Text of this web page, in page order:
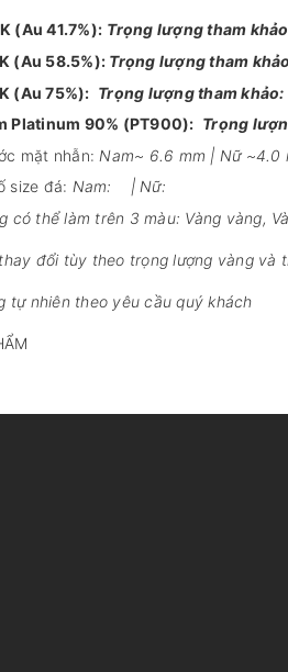
(Au 41.7%): Trọng lượng tham
(Au 58.5%): Trọng lượng tham
(Au 75%): Trọng lượng tham khảo:
Platinum 90% (PT900): Trọng
mặt nhẫn: Nam~ 6.6 mm | Nữ ~4.0
size đá: Nam: | Nữ:
có thể làm trên 3 màu: Vàng vàng,
đổi tùy theo trọng lượng vàng và
tự nhiên theo yêu cầu quý khách